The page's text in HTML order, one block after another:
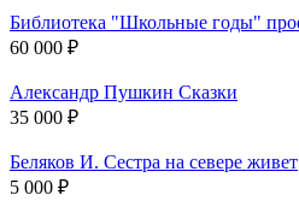
Библиотека "Школьные годы"
60 000 ₽
Александр Пушкин Сказки
35 000 ₽
Беляков И. Сестра на севере живет
5 000 ₽